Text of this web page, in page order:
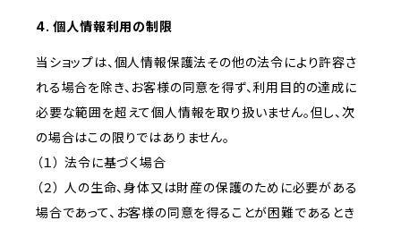
4. 個人情報利用の制限
当ショップは、個人情報保護法その他の法令により許容さ
れる場合を除き、お客様の同意を得ず、利用目的の達成に
必要な範囲を超えて個人情報を取り扱いません。但し、次
の場合はこの限りではありません。
（１） 法令に基づく場合
（２） 人の生命、身体又は財産の保護のために必要がある
場合であって、お客様の同意を得ることが困難であるとき